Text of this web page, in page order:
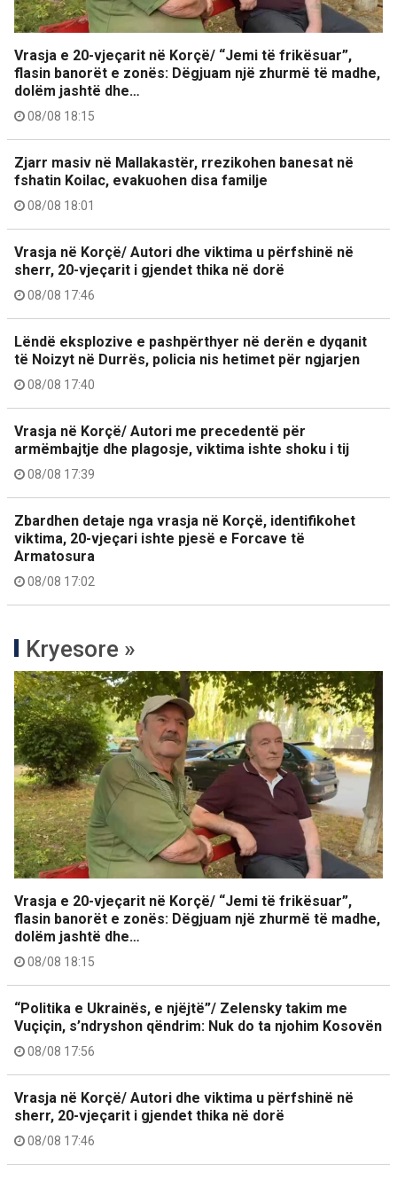
Vrasja e 20-vjeçarit në Korçë/ “Jemi të frikësuar”,
flasin banorët e zonës: Dëgjuam një zhurmë të madhe,
dolëm jashtë dhe…
08/08 18:15
Zjarr masiv në Mallakastër, rrezikohen banesat në
fshatin Koilac, evakuohen disa familje
08/08 18:01
Vrasja në Korçë/ Autori dhe viktima u përfshinë në
sherr, 20-vjeçarit i gjendet thika në dorë
08/08 17:46
Lëndë eksplozive e pashpërthyer në derën e dyqanit
të Noizyt në Durrës, policia nis hetimet për ngjarjen
08/08 17:40
Vrasja në Korçë/ Autori me precedentë për
armëmbajtje dhe plagosje, viktima ishte shoku i tij
08/08 17:39
Zbardhen detaje nga vrasja në Korçë, identifikohet
viktima, 20-vjeçari ishte pjesë e Forcave të
Armatosura
08/08 17:02
Kryesore »
Vrasja e 20-vjeçarit në Korçë/ “Jemi të frikësuar”,
flasin banorët e zonës: Dëgjuam një zhurmë të madhe,
dolëm jashtë dhe…
08/08 18:15
“Politika e Ukrainës, e njëjtë”/ Zelensky takim me
Vuçiçin, s’ndryshon qëndrim: Nuk do ta njohim Kosovën
08/08 17:56
Vrasja në Korçë/ Autori dhe viktima u përfshinë në
sherr, 20-vjeçarit i gjendet thika në dorë
08/08 17:46